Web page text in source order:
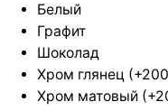
Белый
Графит
Шоколад
Хром глянец
Хром матовый